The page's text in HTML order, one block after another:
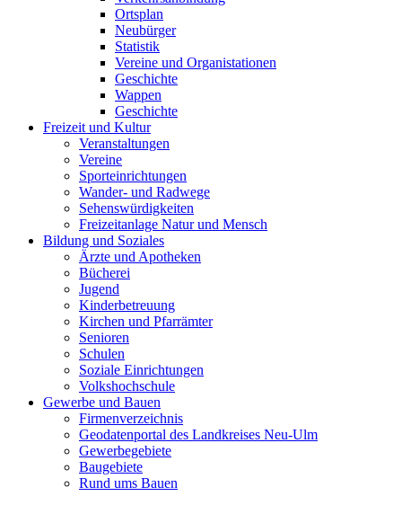
Ortsplan
Neubürger
Statistik
Vereine und Organistationen
Geschichte
Wappen
Geschichte
Freizeit und Kultur
Veranstaltungen
Vereine
Sporteinrichtungen
Wander- und Radwege
Sehenswürdigkeiten
Freizeitanlage Natur und Mensch
Bildung und Soziales
Ärzte und Apotheken
Bücherei
Jugend
Kinderbetreuung
Kirchen und Pfarrämter
Senioren
Schulen
Soziale Einrichtungen
Volkshochschule
Gewerbe und Bauen
Firmenverzeichnis
Geodatenportal des Landkreises Neu-Ulm
Gewerbegebiete
Baugebiete
Rund ums Bauen